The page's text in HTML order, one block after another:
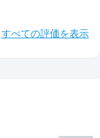
すべての評価を表示